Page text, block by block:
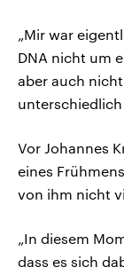
„Mir war
DNA nicht um
aber auch
unterschiedlich
Vor Johannes
eines
von ihm nicht
„In diesem
dass es sich